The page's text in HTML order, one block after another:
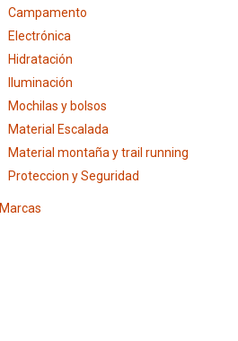
Campamento
Electrónica
Hidratación
Iluminación
Mochilas y bolsos
Material Escalada
Material montaña y trail running
Proteccion y Seguridad
Marcas